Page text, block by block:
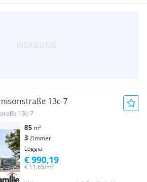
13c-7
13c-7
85 m²
3Zimmer
Loggia
€ 11,65/m²
€ 990,19